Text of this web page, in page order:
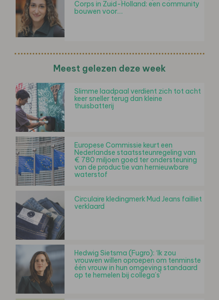
Corps in Zuid-Holland: een community
bouwen voor…
Meest gelezen deze week
Slimme laadpaal verdient zich tot acht
keer sneller terug dan kleine
thuisbatterij
Europese Commissie keurt een
Nederlandse staatssteunregeling van
€ 780 miljoen goed ter ondersteuning
van de productie van hernieuwbare
waterstof
Circulaire kledingmerk Mud Jeans failliet
verklaard
Hedwig Sietsma (Fugro): ‘Ik zou
vrouwen willen oproepen om tenminste
één vrouw in hun omgeving standaard
op te hemelen bij collega’s’